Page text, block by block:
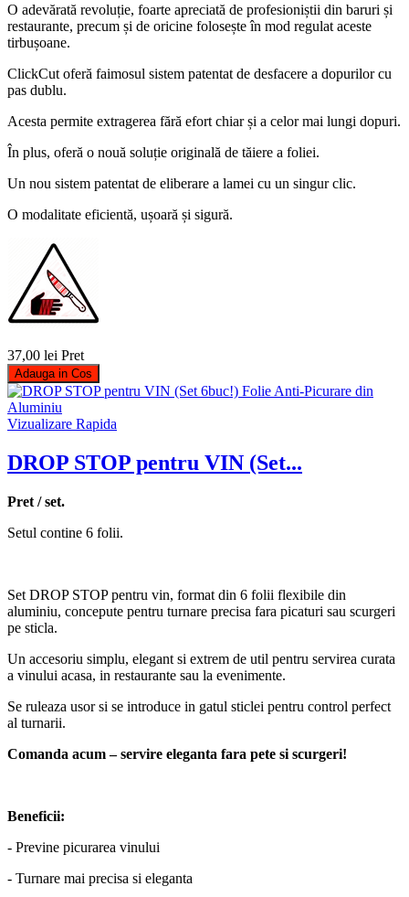
O adevărată revoluție, foarte apreciată de profesioniștii din baruri și
restaurante, precum și de oricine folosește în mod regulat aceste
tirbușoane.
ClickCut oferă faimosul sistem patentat de desfacere a dopurilor cu
pas dublu.
Acesta permite extragerea fără efort chiar și a celor mai lungi dopuri.
În plus, oferă o nouă soluție originală de tăiere a foliei.
Un nou sistem patentat de eliberare a lamei cu un singur clic.
O modalitate eficientă, ușoară și sigură.
37,00 lei Pret
Adauga in Cos
Vizualizare Rapida
DROP STOP pentru VIN (Set...
Pret / set.
Setul contine 6 folii.
Set DROP STOP pentru vin, format din 6 folii flexibile din
aluminiu, concepute pentru turnare precisa fara picaturi sau scurgeri
pe sticla.
Un accesoriu simplu, elegant si extrem de util pentru servirea curata
a vinului acasa, in restaurante sau la evenimente.
Se ruleaza usor si se introduce in gatul sticlei pentru control perfect
al turnarii.
Comanda acum – servire eleganta fara pete si scurgeri!
Beneficii:
- Previne picurarea vinului
- Turnare mai precisa si eleganta